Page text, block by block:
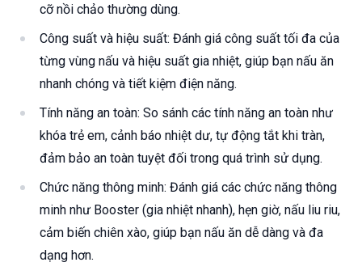
cỡ nồi chảo thường dùng.
Công suất và hiệu suất: Đánh giá công suất tối đa của
từng vùng nấu và hiệu suất gia nhiệt, giúp bạn nấu ăn
nhanh chóng và tiết kiệm điện năng.
Tính năng an toàn: So sánh các tính năng an toàn như
khóa trẻ em, cảnh báo nhiệt dư, tự động tắt khi tràn,
đảm bảo an toàn tuyệt đối trong quá trình sử dụng.
Chức năng thông minh: Đánh giá các chức năng thông
minh như Booster (gia nhiệt nhanh), hẹn giờ, nấu liu riu,
cảm biến chiên xào, giúp bạn nấu ăn dễ dàng và đa
dạng hơn.